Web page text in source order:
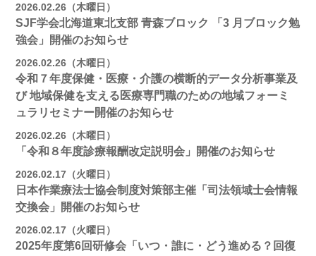
2026.02.26（木曜日）
SJF学会北海道東北支部 ⻘森ブロック 「3 月ブロック勉
強会」開催のお知らせ
2026.02.26（木曜日）
令和７年度保健・医療・介護の横断的データ分析事業及
び 地域保健を支える医療専門職のための地域フォーミ
ュラリセミナー開催のお知らせ
2026.02.26（木曜日）
「令和８年度診療報酬改定説明会」開催のお知らせ
2026.02.17（火曜日）
日本作業療法士協会制度対策部主催「司法領域士会情報
交換会」開催のお知らせ
2026.02.17（火曜日）
2025年度第6回研修会「いつ・誰に・どう進める？回復